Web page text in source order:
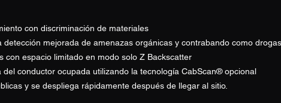
con discriminación de materiales
mejorada de amenazas orgánicas y contrabando como
con espacio limitado en modo solo Z Backscatter
conductor ocupada utilizando la tecnología CabScan® opcional
y se despliega rápidamente después de llegar al sitio.